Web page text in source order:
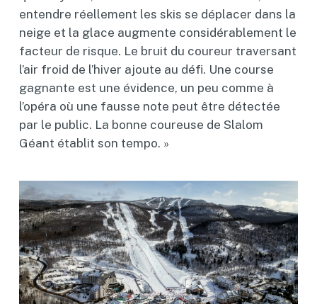
entendre réellement les skis se déplacer dans la
neige et la glace augmente considérablement le
facteur de risque. Le bruit du coureur traversant
l’air froid de l’hiver ajoute au défi. Une course
gagnante est une évidence, un peu comme à
l’opéra où une fausse note peut être détectée
par le public. La bonne coureuse de Slalom
Géant établit son tempo. »